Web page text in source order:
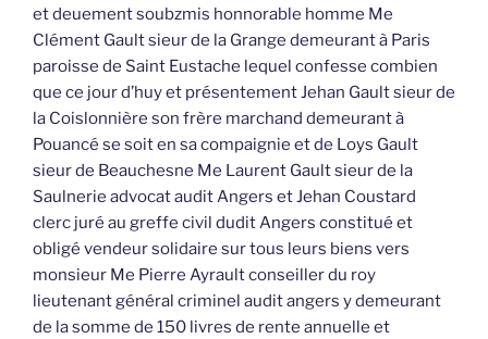
et deuement soubzmis honnorable homme Me
Clément Gault sieur de la Grange demeurant à Paris
paroisse de Saint Eustache lequel confesse combien
que ce jour d’huy et présentement Jehan Gault sieur de
la Coislonnière son frère marchand demeurant à
Pouancé se soit en sa compaignie et de Loys Gault
sieur de Beauchesne Me Laurent Gault sieur de la
Saulnerie advocat audit Angers et Jehan Coustard
clerc juré au greffe civil dudit Angers constitué et
obligé vendeur solidaire sur tous leurs biens vers
monsieur Me Pierre Ayrault conseiller du roy
lieutenant général criminel audit angers y demeurant
de la somme de 150 livres de rente annuelle et